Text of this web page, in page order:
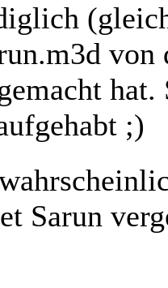
;)
Sarun